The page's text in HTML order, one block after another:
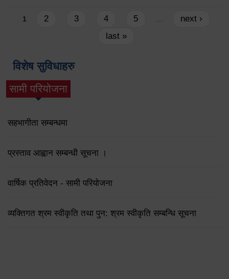
Pages
1 2 3 4 5 …
next ›
last »
विशेष सुविधाहरु
सामी परियोजना
(active tab)
सहभागीता सम्बन्धमा
प्रस्ताव आह्वान सम्बन्धी सूचना ।
वार्षिक प्रतिवेदन - सामी परियोजना
व्यक्तिगत श्रम स्वीकृति तथा पुन: श्रम स्वीकृति सम्बन्धि सूचना